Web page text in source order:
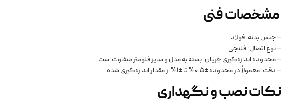
مشخصات فنی
– جنس بدنه: فولاد
– نوع اتصال: فلنجی
– محدوده اندازه‌گیری جریان: بسته به مدل و سایز فلومتر متفاوت است
– دقت: معمولاً در محدوده ±0.5% تا ±1% از مقدار اندازه‌گیری شده
نکات نصب و نگهداری